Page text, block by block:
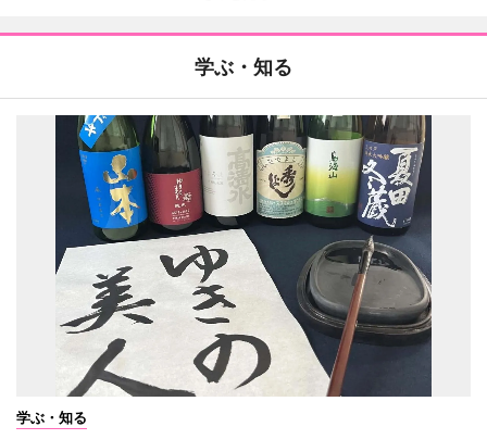
学ぶ・知る
学ぶ・知る